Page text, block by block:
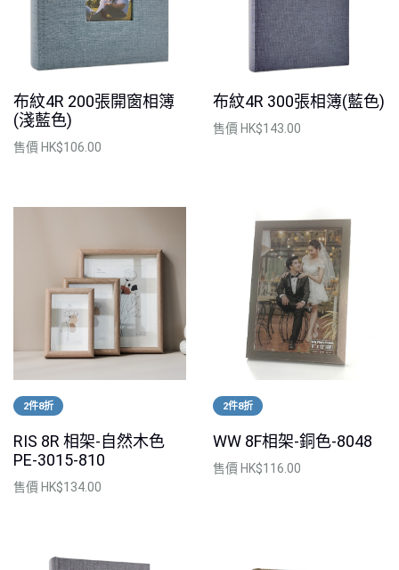
布紋4R 200張開窗相簿
(淺藍色)
售價 HK$106.00
布紋4R 300張相簿(藍色)
售價 HK$143.00
2件8折
RIS 8R 相架-自然木色
PE-3015-810
售價 HK$134.00
2件8折
WW 8F相架-銅色-8048
售價 HK$116.00